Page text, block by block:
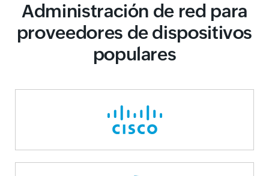
Administración de red para
proveedores de dispositivos
populares